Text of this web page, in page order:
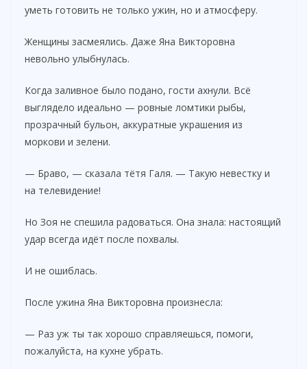
уметь готовить не только ужин, но и атмосферу.
Женщины засмеялись. Даже Яна Викторовна
невольно улыбнулась.
Когда заливное было подано, гости ахнули. Всё
выглядело идеально — ровные ломтики рыбы,
прозрачный бульон, аккуратные украшения из
моркови и зелени.
— Браво, — сказала тётя Галя. — Такую невестку и
на телевидение!
Но Зоя не спешила радоваться. Она знала: настоящий
удар всегда идёт после похвалы.
И не ошиблась.
После ужина Яна Викторовна произнесла:
— Раз уж ты так хорошо справляешься, помоги,
пожалуйста, на кухне убрать.